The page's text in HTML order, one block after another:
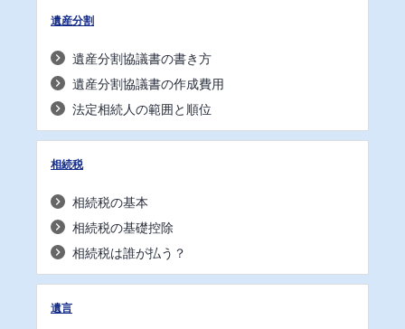
遺産分割
遺産分割協議書の書き方
遺産分割協議書の作成費用
法定相続人の範囲と順位
相続税
相続税の基本
相続税の基礎控除
相続税は誰が払う？
遺言